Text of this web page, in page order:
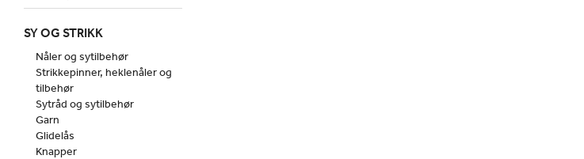
SY OG STRIKK
Nåler og sytilbehør
Strikkepinner, heklenåler og
tilbehør
Sytråd og sytilbehør
Garn
Glidelås
Knapper